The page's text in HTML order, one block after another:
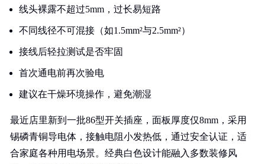
线头裸露不超过5mm，过长易短路
不同线径不可混接（如1.5mm²与2.5mm²）
接线后轻拉测试是否牢固
首次通电前再次验电
建议在干燥环境操作，避免潮湿
最近店里新到一批86型开关插座，面板厚度仅8mm，采用
锡磷青铜导电体，接触电阻小发热低，通过安全认证，适
合家庭各种用电场景。经典白色设计能融入多数装修风